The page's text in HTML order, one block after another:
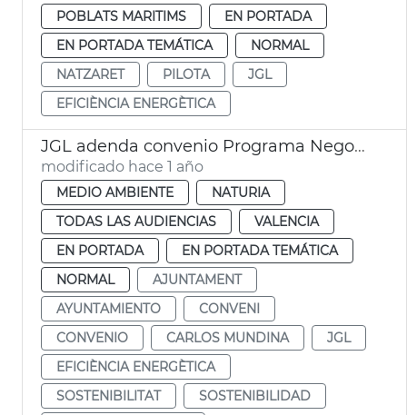
POBLATS MARITIMS
EN PORTADA
EN PORTADA TEMÁTICA
NORMAL
NATZARET
PILOTA
JGL
EFICIÈNCIA ENERGÈTICA
JGL adenda convenio Programa Negocio Local Sostenible
modificado hace 1 año
MEDIO AMBIENTE
NATURIA
TODAS LAS AUDIENCIAS
VALENCIA
EN PORTADA
EN PORTADA TEMÁTICA
NORMAL
AJUNTAMENT
AYUNTAMIENTO
CONVENI
CONVENIO
CARLOS MUNDINA
JGL
EFICIÈNCIA ENERGÈTICA
SOSTENIBILITAT
SOSTENIBILIDAD